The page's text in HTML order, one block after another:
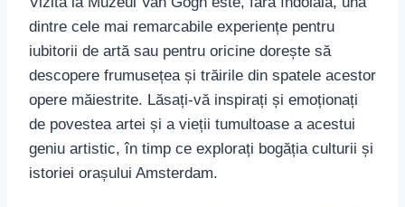
dintre cele mai remarcabile experiențe pentru
iubitorii de artă sau pentru oricine dorește să
descopere frumusețea și trăirile din spatele acestor
opere măiestrite. Lăsați-vă inspirați și emoționați
de povestea artei și a vieții tumultoase a acestui
geniu artistic, în timp ce explorați bogăția culturii și
istoriei orașului Amsterdam.